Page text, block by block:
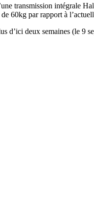
transmission intégrale
60kg par rapport à
d’ici deux semaines (le 9